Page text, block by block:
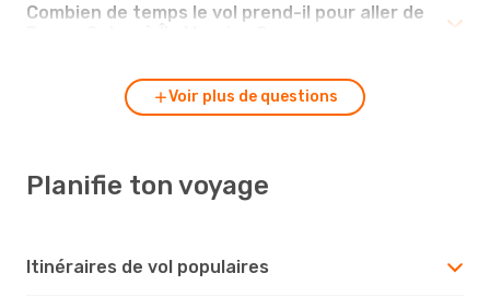
Combien de temps le vol prend-il pour aller de
Voir plus de questions
Planifie ton voyage
Itinéraires de vol populaires